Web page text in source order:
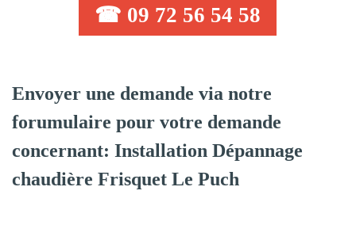
☎ 09 72 56 54 58
Envoyer une demande via notre
forumulaire pour votre demande
concernant: Installation Dépannage
chaudière Frisquet Le Puch